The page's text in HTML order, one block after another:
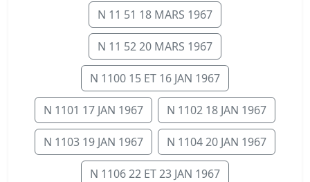
N 11 51 18 MARS 1967
N 11 52 20 MARS 1967
N 1100 15 ET 16 JAN 1967
N 1101 17 JAN 1967 N 1102 18 JAN 1967
N 1103 19 JAN 1967 N 1104 20 JAN 1967
N 1106 22 ET 23 JAN 1967